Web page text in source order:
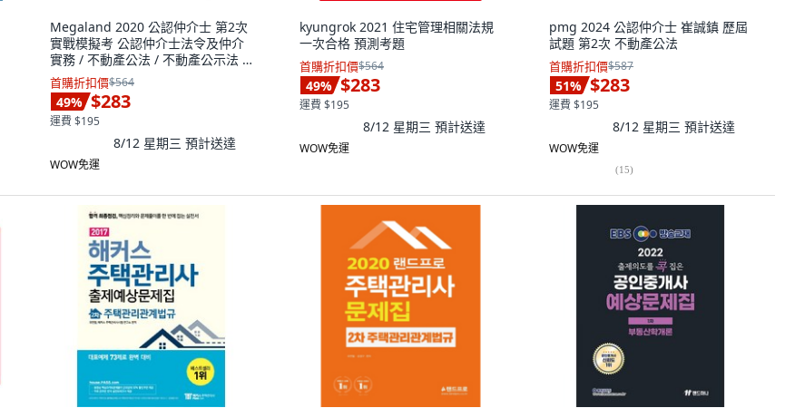
Megaland 2020 公認仲介士 第2次
實戰模擬考 公認仲介士法令及仲介
實務 / 不動產公法 / 不動產公示法 /
不動產稅法
首購折扣價$564
49% $283
運費 $195
8/12 星期三 預計送達
WOW免運
kyungrok 2021 住宅管理相關法規
一次合格 預測考題
首購折扣價$564
49% $283
運費 $195
8/12 星期三 預計送達
WOW免運
pmg 2024 公認仲介士 崔誠鎮 歷屆
試題 第2次 不動產公法
首購折扣價$587
51% $283
運費 $195
8/12 星期三 預計送達
WOW免運
(15)